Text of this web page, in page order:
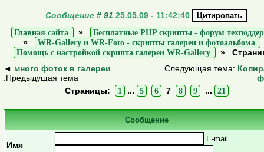
Сообщение # 91 25.05.09 - 11:42:40
Главная сайта
»
Бесплатные PHP скрипты - форум
»
WR-Gallery и WR-Foto - скрипты галереи и фотоальбома
Помощь с настройкой скрипта галереи WR-Gallery
»
◄ много фоток в галереи
:Предыдущая тема
Следующая тема:
Страницы:
1 ... 5 6 7 8 9 ... 21
Сообщение
Имя
E-mail